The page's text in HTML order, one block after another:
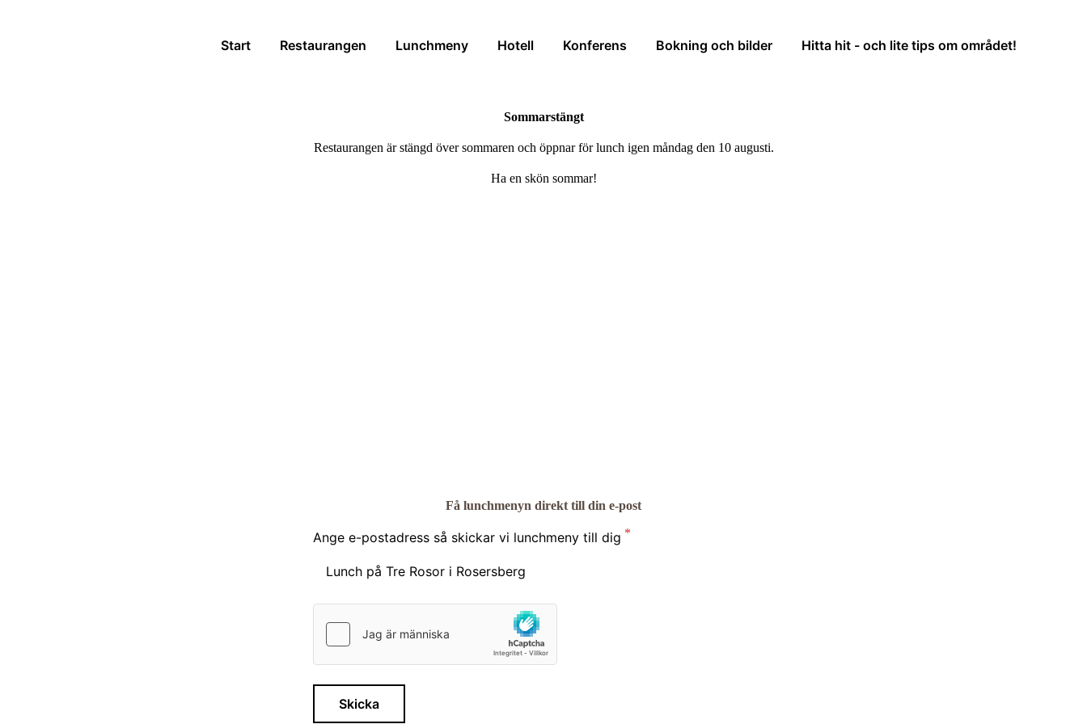
Start Restaurangen Lunchmeny Hotell Konferens Bokning och bilder Hitta hit - och lite tips om området!
Sommarstängt
Restaurangen är stängd över sommaren och öppnar för lunch igen måndag den 10 augusti.
Ha en skön sommar!
Få lunchmenyn direkt till din e-post
Ange e-postadress så skickar vi lunchmeny till dig
Skicka